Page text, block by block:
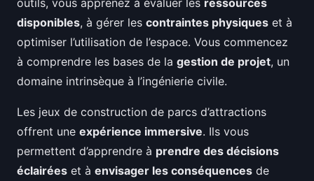
outils, vous apprenez à évaluer les ressources
disponibles, à gérer les contraintes physiques et à
optimiser l’utilisation de l’espace. Vous commencez
à comprendre les bases de la gestion de projet, un
domaine intrinsèque à l’ingénierie civile.
Les jeux de construction de parcs d’attractions
offrent une expérience immersive. Ils vous
permettent d’apprendre à prendre des décisions
éclairées et à envisager les conséquences de